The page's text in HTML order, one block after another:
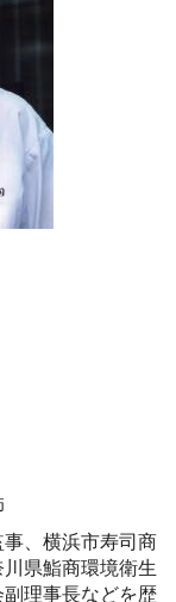
、横浜市寿司商
県鮨商環境衛生
理事長などを歴